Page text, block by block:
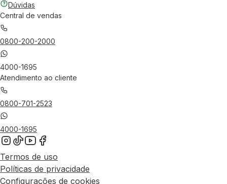
Dúvidas
Central de vendas
0800-200-2000
4000-1695
Atendimento ao cliente
0800-701-2523
4000-1695
Termos de uso
Políticas de privacidade
Configurações de cookies